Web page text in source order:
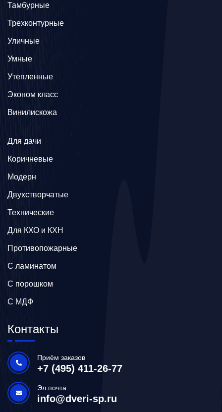
Тамбурные
Трехконтурные
Уличные
Умные
Утепленные
Эконом класс
Винилискожа
Для дачи
Коричневые
Модерн
Двухстворчатые
Технические
Для КХО и КХН
Противопожарные
С ламинатом
С порошком
С МДФ
Контакты
Приём заказов
+7 (495) 411-26-77
Эл.почта
info@dveri-sp.ru